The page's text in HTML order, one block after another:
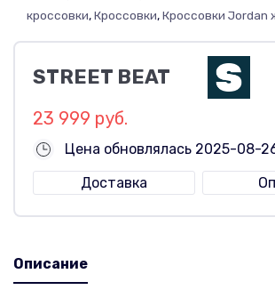
кроссовки,Кроссовки,Кроссовки Jordan
STREET BEAT
23 999 руб.
Цена обновлялась 2025-08-
Доставка
Описание